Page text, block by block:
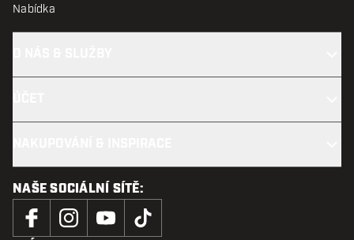
Nabídka
NAŠE SOCIÁLNÍ SÍTĚ: